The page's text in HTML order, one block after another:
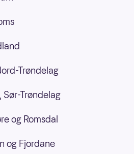
Trøndelag
Sør-Trøndelag
og Romsdal
og Fjordane